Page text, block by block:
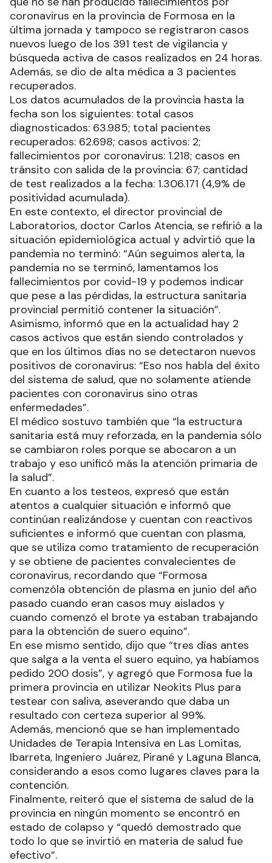
coronavirus en la provincia de Formosa en la
última jornada y tampoco se registraron casos
nuevos luego de los 391 test de vigilancia y
búsqueda activa de casos realizados en 24 horas.
Además, se dio de alta médica a 3 pacientes
recuperados.
Los datos acumulados de la provincia hasta la
fecha son los siguientes: total casos
diagnosticados: 63.985; total pacientes
recuperados: 62.698; casos activos: 2;
fallecimientos por coronavirus: 1.218; casos en
tránsito con salida de la provincia: 67; cantidad
de test realizados a la fecha: 1.306.171 (4,9% de
positividad acumulada).
En este contexto, el director provincial de
Laboratorios, doctor Carlos Atencia, se refirió a la
situación epidemiológica actual y advirtió que la
pandemia no terminó: “Aún seguimos alerta, la
pandemia no se terminó, lamentamos los
fallecimientos por covid-19 y podemos indicar
que pese a las pérdidas, la estructura sanitaria
provincial permitió contener la situación”.
Asimismo, informó que en la actualidad hay 2
casos activos que están siendo controlados y
que en los últimos días no se detectaron nuevos
positivos de coronavirus: “Eso nos habla del éxito
del sistema de salud, que no solamente atiende
pacientes con coronavirus sino otras
enfermedades”.
El médico sostuvo también que “la estructura
sanitaria está muy reforzada, en la pandemia sólo
se cambiaron roles porque se abocaron a un
trabajo y eso unificó más la atención primaria de
la salud”.
En cuanto a los testeos, expresó que están
atentos a cualquier situación e informó que
continúan realizándose y cuentan con reactivos
suficientes e informó que cuentan con plasma,
que se utiliza como tratamiento de recuperación
y se obtiene de pacientes convalecientes de
coronavirus, recordando que “Formosa
comenzóla obtención de plasma en junio del año
pasado cuando eran casos muy aislados y
cuando comenzó el brote ya estaban trabajando
para la obtención de suero equino”.
En ese mismo sentido, dijo que “tres días antes
que salga a la venta el suero equino, ya habíamos
pedido 200 dosis”, y agregó que Formosa fue la
primera provincia en utilizar Neokits Plus para
testear con saliva, aseverando que daba un
resultado con certeza superior al 99%.
Además, mencionó que se han implementado
Unidades de Terapia Intensiva en Las Lomitas,
Ibarreta, Ingeniero Juárez, Pirané y Laguna Blanca,
considerando a esos como lugares claves para la
contención.
Finalmente, reiteró que el sistema de salud de la
provincia en ningún momento se encontró en
estado de colapso y “quedó demostrado que
todo lo que se invirtió en materia de salud fue
efectivo”.